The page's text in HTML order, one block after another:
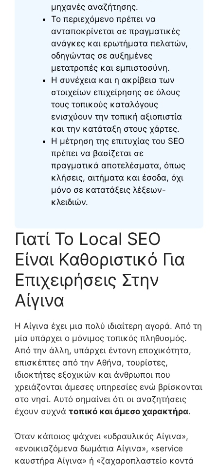
μηχανές αναζήτησης.
Το περιεχόμενο πρέπει να
ανταποκρίνεται σε πραγματικές
ανάγκες και ερωτήματα πελατών,
οδηγώντας σε αυξημένες
μετατροπές και εμπιστοσύνη.
Η συνέχεια και η ακρίβεια των
στοιχείων επιχείρησης σε όλους
τους τοπικούς καταλόγους
ενισχύουν την τοπική αξιοπιστία
και την κατάταξη στους χάρτες.
Η μέτρηση της επιτυχίας του SEO
πρέπει να βασίζεται σε
πραγματικά αποτελέσματα, όπως
κλήσεις, αιτήματα και έσοδα, όχι
μόνο σε κατατάξεις λέξεων-
κλειδιών.
Γιατί Το Local SEO
Είναι Καθοριστικό Για
Επιχειρήσεις Στην
Αίγινα
Η Αίγινα έχει μια πολύ ιδιαίτερη αγορά. Από τη
μία υπάρχει ο μόνιμος τοπικός πληθυσμός.
Από την άλλη, υπάρχει έντονη εποχικότητα,
επισκέπτες από την Αθήνα, τουρίστες,
ιδιοκτήτες εξοχικών και άνθρωποι που
χρειάζονται άμεσες υπηρεσίες ενώ βρίσκονται
στο νησί. Αυτό σημαίνει ότι οι αναζητήσεις
έχουν συχνά τοπικό και άμεσο χαρακτήρα.
Όταν κάποιος ψάχνει «υδραυλικός Αίγινα»,
«ενοικιαζόμενα δωμάτια Αίγινα», «service
καυστήρα Αίγινα» ή «ζαχαροπλαστείο κοντά